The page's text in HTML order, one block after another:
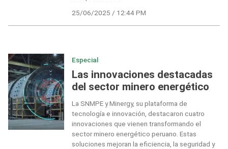
25/06/2025 / 12:44 PM
Especial
Las innovaciones destacadas
del sector minero energético
La SNMPE y Minergy, su plataforma de
tecnología e innovación, destacaron cuatro
innovaciones que vienen transformando el
sector minero energético peruano. Estas
soluciones mejoran la eficiencia, la seguridad y